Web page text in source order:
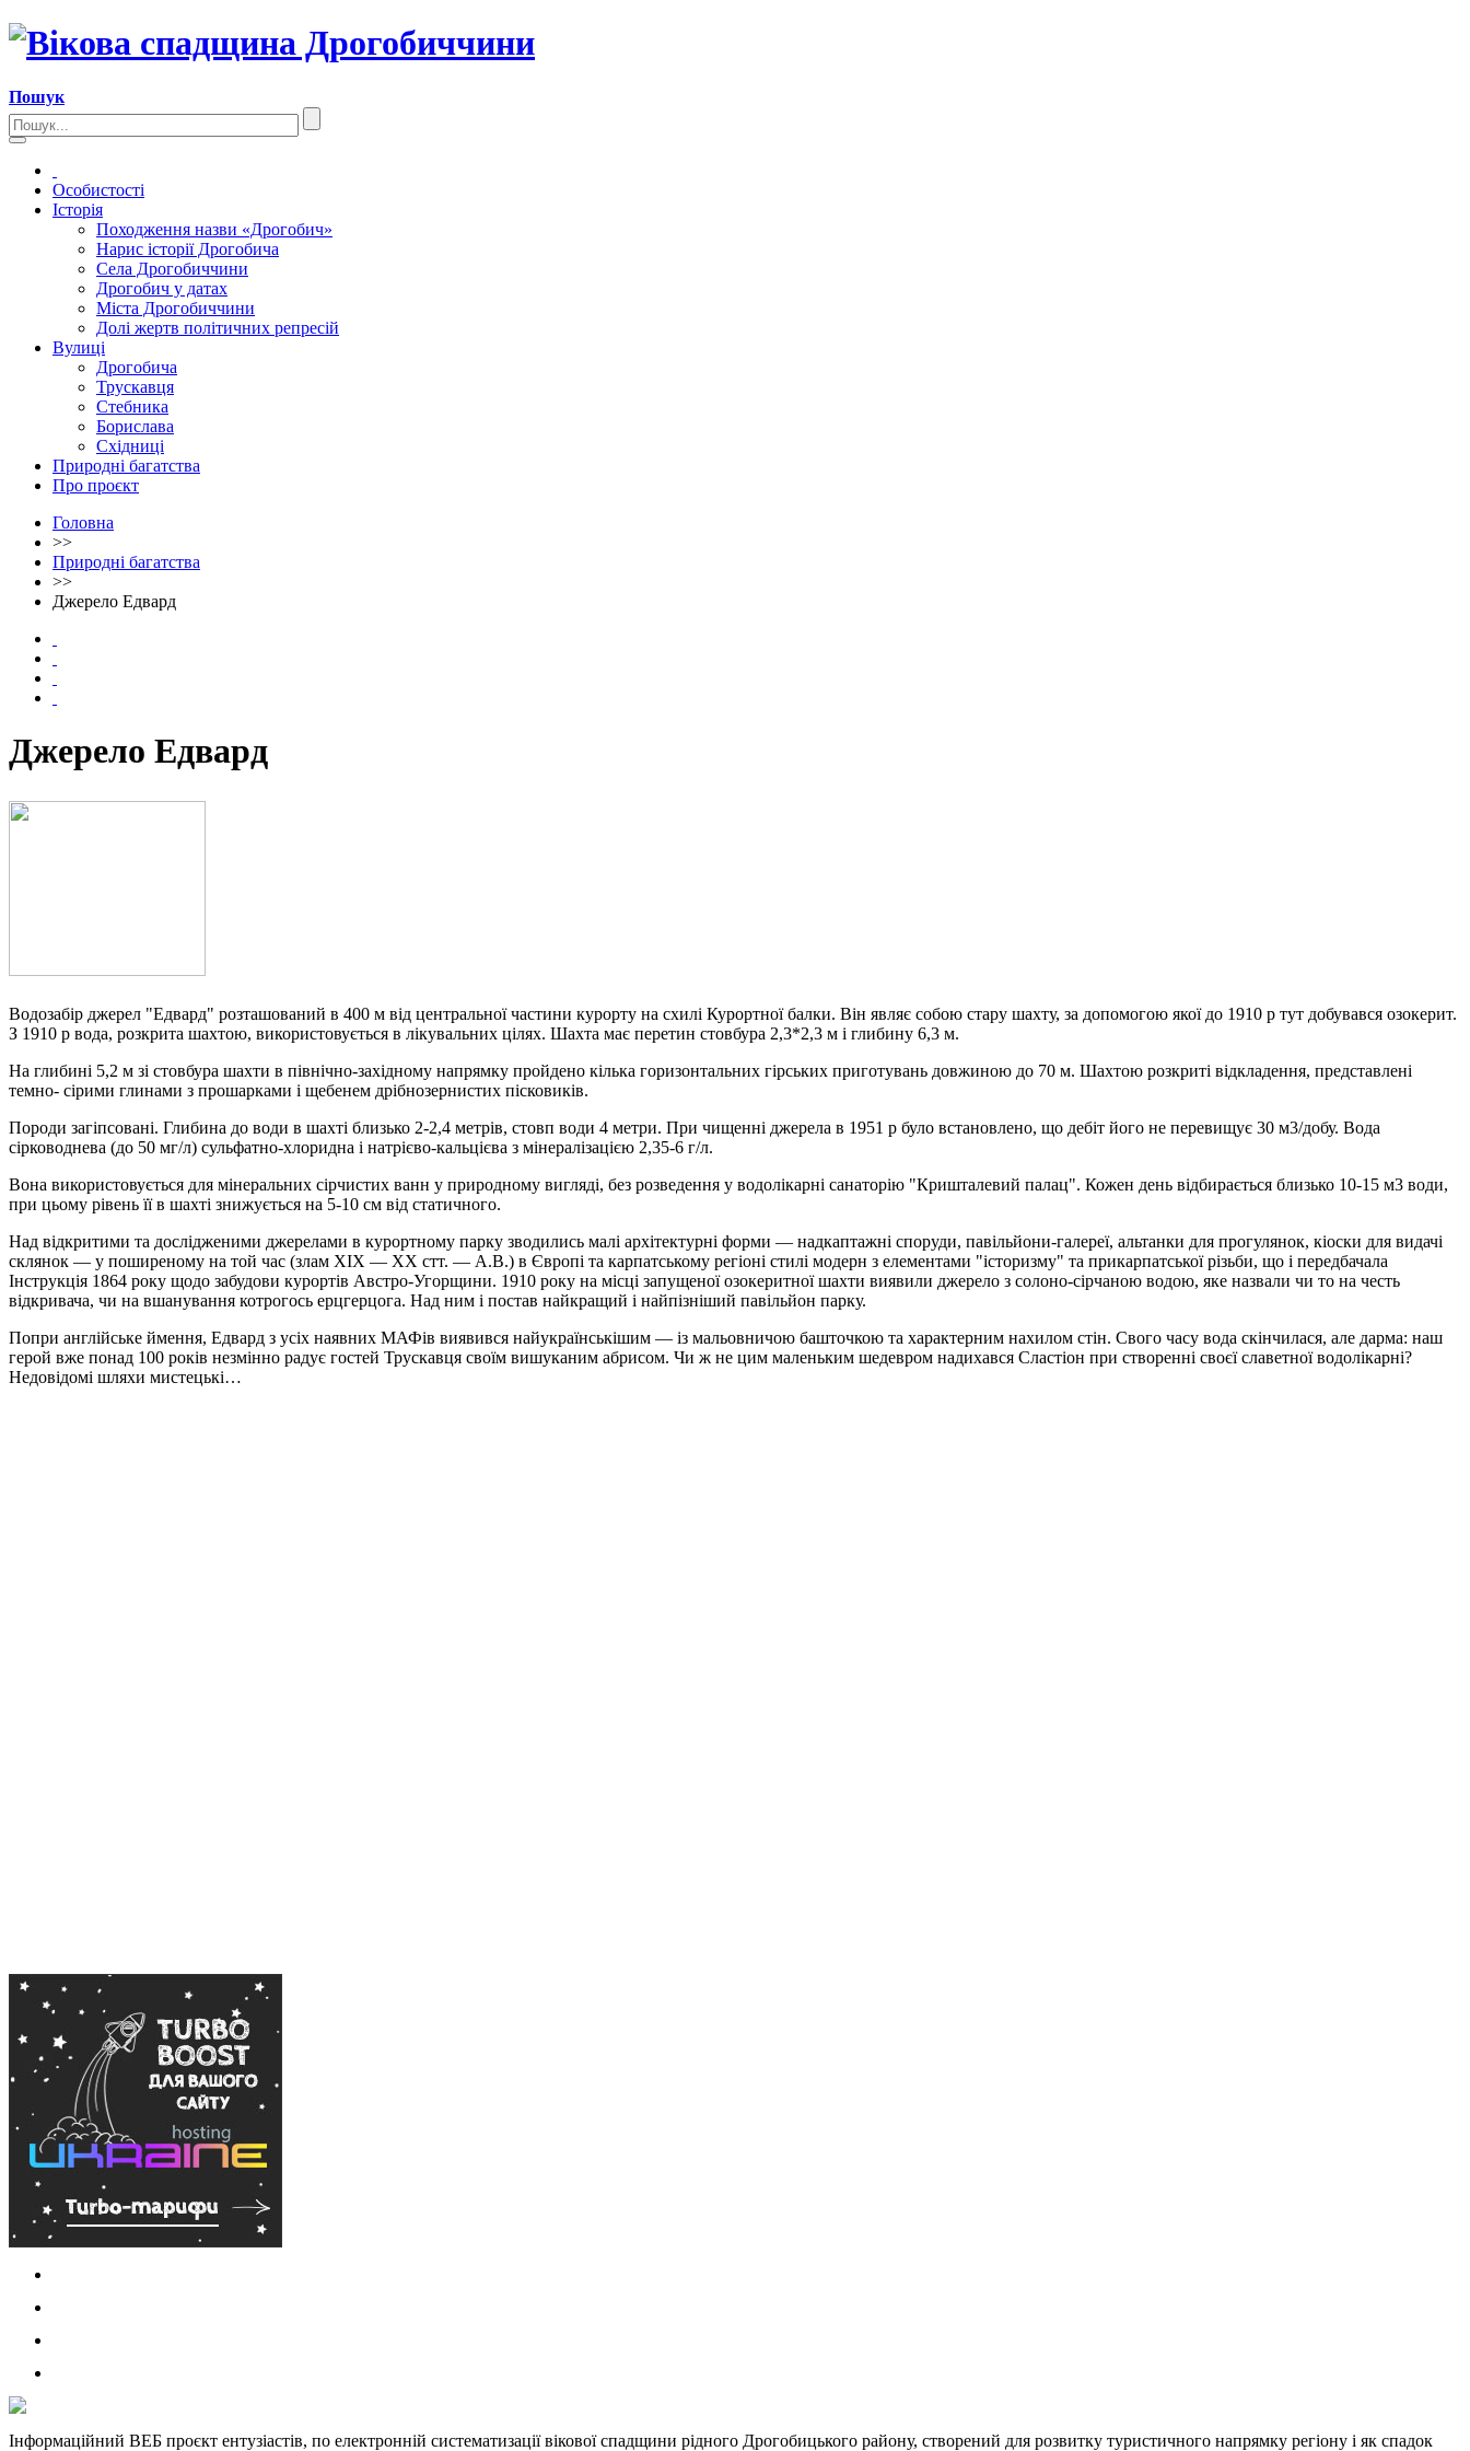
Пошук
Особистості
Історія
Походження назви «Дрогобич»
Нарис історії Дрогобича
Села Дрогобиччини
Дрогобич у датах
Міста Дрогобиччини
Долі жертв політичних репресій
Вулиці
Дрогобича
Трускавця
Стебника
Борислава
Східниці
Природні багатства
Про проєкт
Головна
>>
Природні багатства
>>
Джерело Едвард
Джерело Едвард
Водозабір джерел "Едвард" розташований в 400 м від центральної частини курорту на схилі Курортної балки. Він являє собою стару шахту, за допомогою якої до 1910 р тут добувався озокерит.
З 1910 р вода, розкрита шахтою, використовується в лікувальних цілях. Шахта має перетин стовбура 2,3*2,3 м і глибину 6,3 м.
На глибині 5,2 м зі стовбура шахти в північно-західному напрямку пройдено кілька горизонтальних гірських приготувань довжиною до 70 м. Шахтою розкриті відкладення, представлені
темно- сірими глинами з прошарками і щебенем дрібнозернистих пісковиків.
Породи загіпсовані. Глибина до води в шахті близько 2-2,4 метрів, стовп води 4 метри. При чищенні джерела в 1951 р було встановлено, що дебіт його не перевищує 30 м3/добу. Вода
сірководнева (до 50 мг/л) сульфатно-хлоридна і натрієво-кальцієва з мінералізацією 2,35-6 г/л.
Вона використовується для мінеральних сірчистих ванн у природному вигляді, без розведення у водолікарні санаторію "Кришталевий палац". Кожен день відбирається близько 10-15 м3 води,
при цьому рівень її в шахті знижується на 5-10 см від статичного.
Над відкритими та дослідженими джерелами в курортному парку зводились малі архітектурні форми — надкаптажні споруди, павільйони-галереї, альтанки для прогулянок, кіоски для видачі
склянок — у поширеному на той час (злам ХІХ — ХХ стт. — А.В.) в Європі та карпатському регіоні стилі модерн з елементами "історизму" та прикарпатської різьби, що і передбачала
Інструкція 1864 року щодо забудови курортів Австро-Угорщини. 1910 року на місці запущеної озокеритної шахти виявили джерело з солоно-сірчаною водою, яке назвали чи то на честь
відкривача, чи на вшанування котрогось ерцгерцога. Над ним і постав найкращий і найпізніший павільйон парку.
Попри англійське ймення, Едвард з усіх наявних МАФів виявився найукраїнськішим — із мальовничою башточкою та характерним нахилом стін. Свого часу вода скінчилася, але дарма: наш
герой вже понад 100 років незмінно радує гостей Трускавця своїм вишуканим абрисом. Чи ж не цим маленьким шедевром надихався Сластіон при створенні своєї славетної водолікарні?
Недовідомі шляхи мистецькі…
Інформаційний ВЕБ проєкт ентузіастів, по електронній систематизації вікової спадщини рідного Дрогобицького району, створений для розвитку туристичного напрямку регіону і як спадок